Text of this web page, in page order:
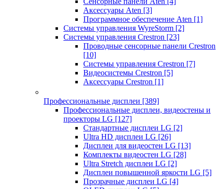
Аксессуары Aten [3]
Программное обеспечение Aten [1]
Системы управления WyreStorm [2]
Системы управления Crestron [23]
Проводные сенсорные панели Crestron
[10]
Системы управления Crestron [7]
Видеосистемы Crestron [5]
Аксессуары Crestron [1]
Профессиональные дисплеи [389]
Профессиональные дисплеи, видеостены и
проекторы LG [127]
Стандартные дисплеи LG [2]
Ultra HD дисплеи LG [26]
Дисплеи для видеостен LG [13]
Комплекты видеостен LG [28]
Ultra Stretch дисплеи LG [2]
Дисплеи повышенной яркости LG [5]
Прозрачные дисплеи LG [4]